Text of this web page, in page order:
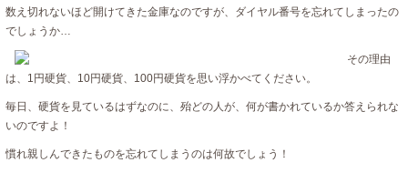
数え切れないほど開けてきた金庫なのですが、ダイヤル番号を忘れてしまったの
でしょうか…
その理由
は、1円硬貨、10円硬貨、100円硬貨を思い浮かべてください。
毎日、硬貨を見ているはずなのに、殆どの人が、何が書かれているか答えられな
いのですよ！
慣れ親しんできたものを忘れてしまうのは何故でしょう！